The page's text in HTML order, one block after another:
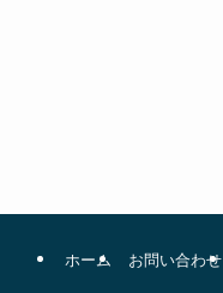
ホーム お問い合わせ